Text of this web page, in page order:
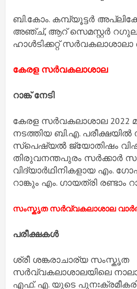
ബി.കോം. കമ്പ്യൂട്ടര്‍
അഞ്ച്, ആറ് സെമസ്റ്റര്‍
ഹാള്‍ടിക്കറ്റ്
കേരള സർവകലാശാല
റാങ്ക് നേടി
കേരള സർവകലാശാല 2022
നടത്തിയ ബി.എ.
സ്പെഷ്യൽ ജ്യോതിഷം
തിരുവനന്തപുരം
വിദ്യാർഥിനികളായ എം.
റാങ്കും എം. ഗായത്രി രണ്ടാം
സംസ്കൃത സർവ്വകലാശാല
പരീക്ഷകൾ
ശ്രീ ശങ്കരാചാര്യ സംസ്കൃത
സർവ്വകലാശാലയിലെ
എഫ്. എ. യുടെ